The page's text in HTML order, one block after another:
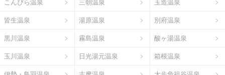
こんぴら温泉 三朝温泉 玉造温泉
皆生温泉 湯原温泉 別府温泉
黒川温泉 霧島温泉 酸ヶ湯温泉
玉川温泉 日光湯元温泉 箱根温泉